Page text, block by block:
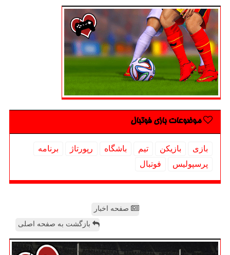
موضوعات بازی فوتبال
بازی بازیكن تیم باشگاه رپورتاژ
برنامه
پرسپولیس
فوتبال
صفحه اخبار
بازگشت به صفحه اصلی